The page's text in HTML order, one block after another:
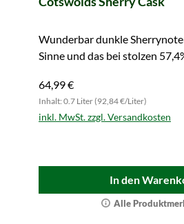
Wunderbar dunkle
Sinne und das bei stolzen
64,99 €
Inhalt: 0.7 Liter (92,84 €/Liter)
inkl. MwSt. zzgl. Versandkosten
In den
Alle